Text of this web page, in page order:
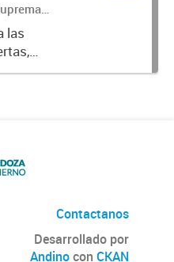
las
de
Contactanos
Desarrollado por
Andinocon CKAN